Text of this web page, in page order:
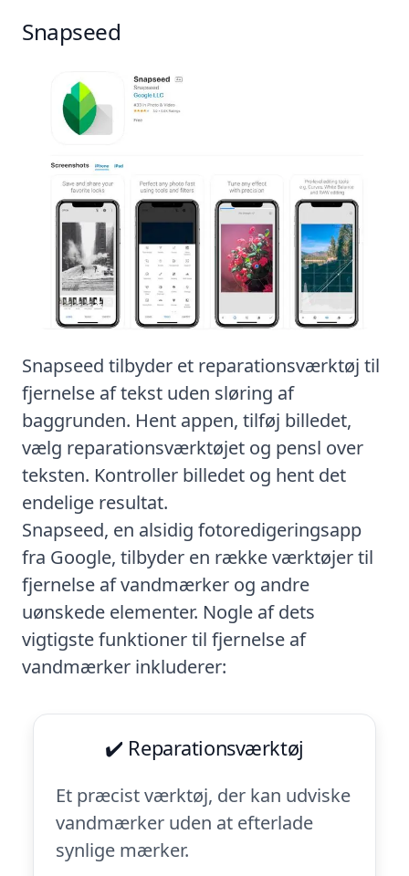
Snapseed
Snapseed tilbyder et reparationsværktøj til
fjernelse af tekst uden sløring af
baggrunden. Hent appen, tilføj billedet,
vælg reparationsværktøjet og pensl over
teksten. Kontroller billedet og hent det
endelige resultat.
Snapseed, en alsidig fotoredigeringsapp
fra Google, tilbyder en række værktøjer til
fjernelse af vandmærker og andre
uønskede elementer. Nogle af dets
vigtigste funktioner til fjernelse af
vandmærker inkluderer:
✔️ Reparationsværktøj
Et præcist værktøj, der kan udviske
vandmærker uden at efterlade
synlige mærker.